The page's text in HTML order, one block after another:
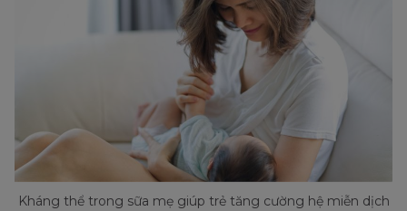
Kháng thể trong sữa mẹ giúp trẻ tăng cường hệ miễn dịch